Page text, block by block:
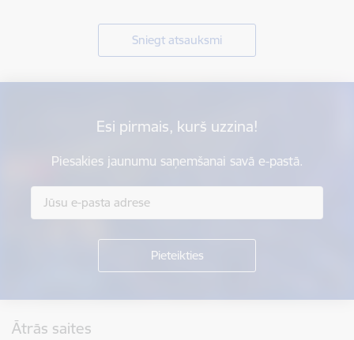
Sniegt atsauksmi
Esi pirmais, kurš uzzina!
Piesakies jaunumu saņemšanai savā e-pastā.
Ātrās saites